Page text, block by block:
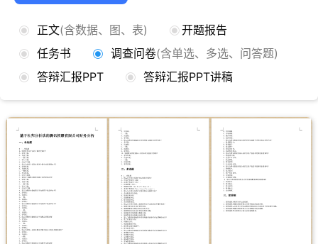
正文(含数据、图、表)
开题报告
任务书
调查问卷(含单选、多选、问答题)
答辩汇报PPT
答辩汇报PPT讲稿